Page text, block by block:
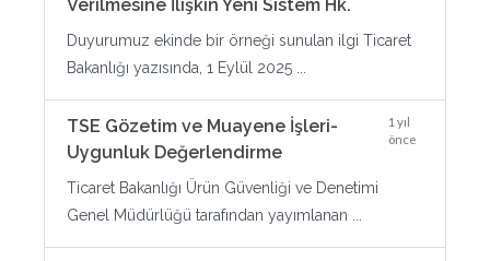
Verilmesine İlişkin Yeni Sistem Hk.
Duyurumuz ekinde bir örneği sunulan ilgi Ticaret
Bakanlığı yazısında, 1 Eylül 2025 ...
TSE Gözetim ve Muayene İşleri-
Uygunluk Değerlendirme
1 yıl
önce
Ticaret Bakanlığı Ürün Güvenliği ve Denetimi
Genel Müdürlüğü tarafından yayımlanan ...